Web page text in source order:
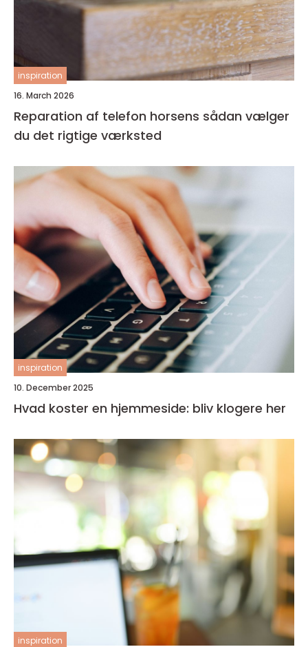
inspiration
16. March 2026
Reparation af telefon horsens sådan vælger
du det rigtige værksted
inspiration
10. December 2025
Hvad koster en hjemmeside: bliv klogere her
inspiration